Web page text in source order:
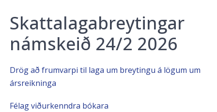
Skattalagabreytingar
námskeið 24/2 2026
Drög að frumvarpi til laga um breytingu á lögum um
ársreikninga
Félag viðurkenndra bókara